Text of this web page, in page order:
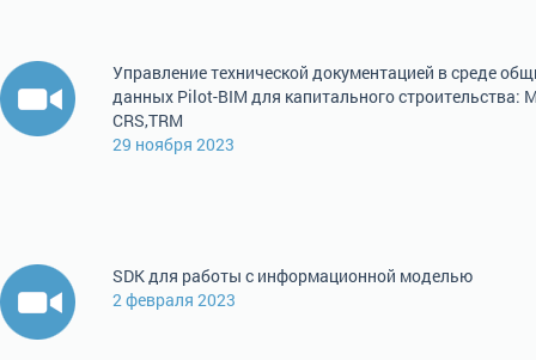
Управление технической документацией в среде
данных Pilot-BIM для капитального строительства:
CRS,TRM
29 ноября 2023
SDK для работы с информационной моделью
2 февраля 2023